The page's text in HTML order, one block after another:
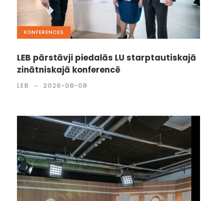
KONFERENCES
LEB pārstāvji piedalās LU starptautiskajā
zinātniskajā konferencē
LEB 2026-08-08